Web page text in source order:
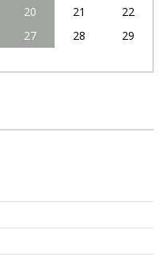
20 21
22
27 28
29